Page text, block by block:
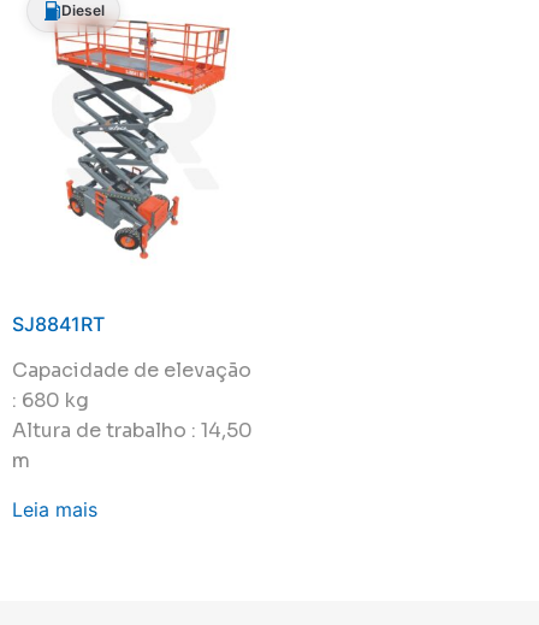
Diesel
SJ8841RT
Capacidade de elevação
: 680 kg
Altura de trabalho : 14,50
m
Leia mais